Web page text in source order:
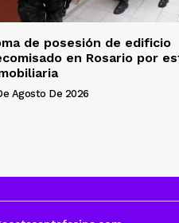
de posesión de edificio
en Rosario por
Agosto De 2026